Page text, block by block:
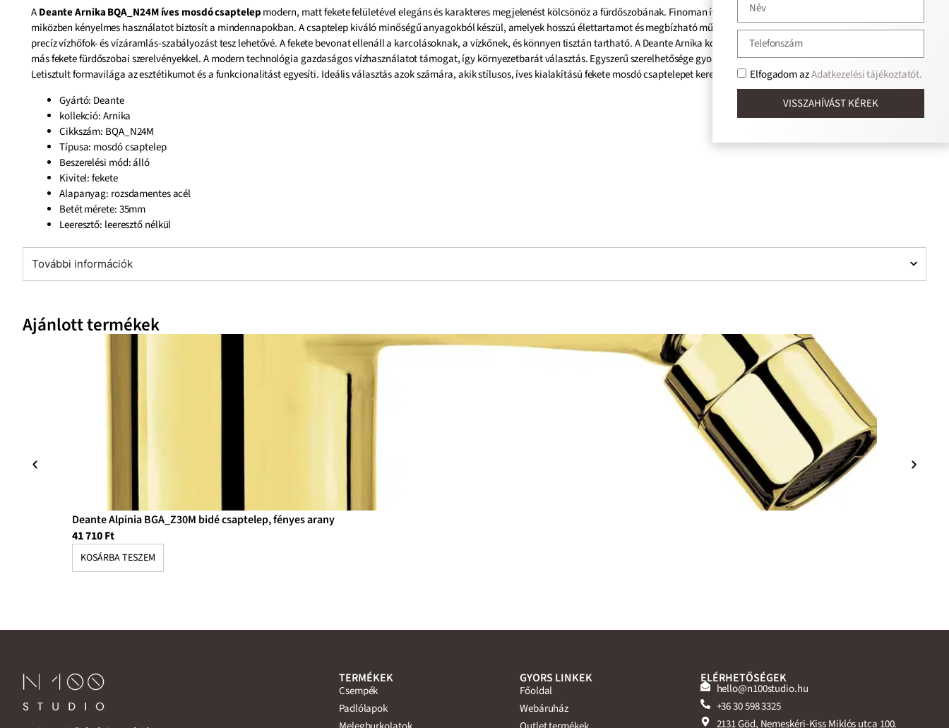
ADeante Arnika BQA_N24M íves mosdó csaptelepmodern, matt fekete felületével elegáns és karakteres megjelenést kölcsönöz a fürdőszobának. Finoman ívelt kialakítása különleges dizájnt ad,
miközben kényelmes használatot biztosít a mindennapokban. A csaptelep kiváló minőségű anyagokból készül, amelyek hosszú élettartamot és megbízható működést garantálnak. Ergonomikus kezelőkarja
precíz vízhőfok- és vízáramlás-szabályozást tesz lehetővé. A fekete bevonat ellenáll a karcolásoknak, a vízkőnek, és könnyen tisztán tartható. A Deante Arnika kollekció részeként harmonikusan kombinálható
más fekete fürdőszobai szerelvényekkel. A modern technológia gazdaságos vízhasználatot támogat, így környezetbarát választás. Egyszerű szerelhetősége gyors és problémamentes telepítést tesz lehetővé.
Letisztult formavilága az esztétikumot és a funkcionalitást egyesíti. Ideális választás azok számára, akik stílusos, íves kialakítású fekete mosdó csaptelepet keresnek.
Gyártó: Deante
kollekció: Arnika
Cikkszám: BQA_N24M
Típusa: mosdó csaptelep
Beszerelési mód: álló
Kivitel: fekete
Alapanyag: rozsdamentes acél
Betét mérete: 35mm
Leeresztő: leeresztő nélkül
További információk
Ajánlott termékek
Deante Alpinia BGA_Z30M bidé csaptelep, fényes arany
41 710Ft
KOSÁRBA TESZEM
TERMÉKEK
Csempék
Padlólapok
GYORS LINKEK
Főoldal
Webáruház
ELÉRHETŐSÉGEK
hello@n100studio.hu
+36 30 598 3325
2131 Göd, Nemeskéri-Kiss Miklós utca 100.
Elfogadom azAdatkezelési tájékoztatót.
VISSZAHÍVÁST KÉREK